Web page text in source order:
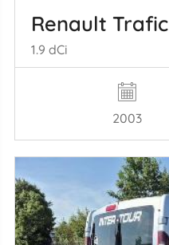
Renault Trafic
1.9 dCi
2003